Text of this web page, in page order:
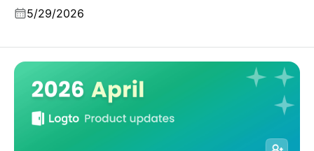
значительный прирост производительности
5/29/2026
Обновления продукта Logto